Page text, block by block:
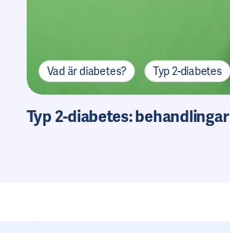
Vad är diabetes? Typ 2-diabetes
Typ 2-diabetes: behandlingar